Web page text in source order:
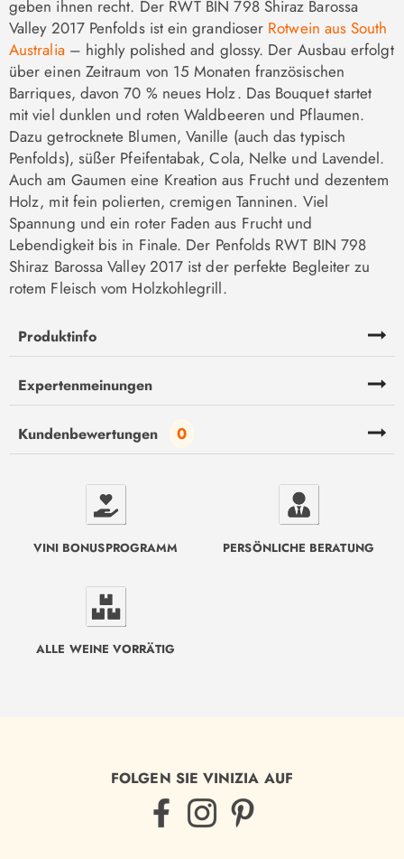
geben ihnen recht. Der RWT BIN 798 Shiraz Barossa
Valley 2017 Penfolds ist ein grandioser Rotwein aus South
Australia– highly polished and glossy. Der Ausbau erfolgt
über einen Zeitraum von 15 Monaten französischen
Barriques, davon 70 % neues Holz. Das Bouquet startet
mit viel dunklen und roten Waldbeeren und Pflaumen.
Dazu getrocknete Blumen, Vanille (auch das typisch
Penfolds), süßer Pfeifentabak, Cola, Nelke und Lavendel.
Auch am Gaumen eine Kreation aus Frucht und dezentem
Holz, mit fein polierten, cremigen Tanninen. Viel
Spannung und ein roter Faden aus Frucht und
Lebendigkeit bis in Finale. Der Penfolds RWT BIN 798
Shiraz Barossa Valley 2017 ist der perfekte Begleiter zu
rotem Fleisch vom Holzkohlegrill.
Produktinfo
Expertenmeinungen
Kundenbewertungen 0
VINI BONUSPROGRAMM PERSÖNLICHE BERATUNG
ALLE WEINE VORRÄTIG
FOLGEN SIE VINIZIA AUF